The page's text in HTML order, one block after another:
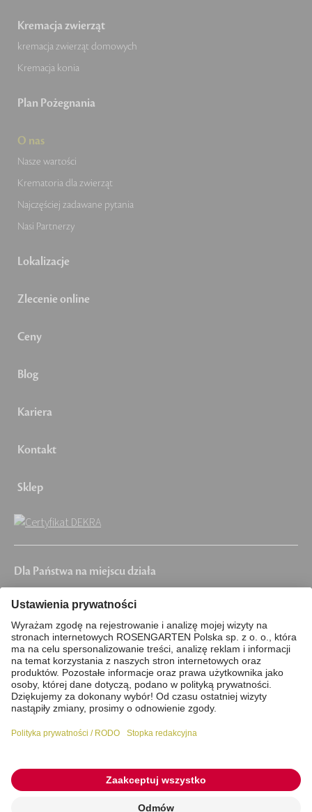
Kremacja zwierząt
kremacja zwierząt domowych
Kremacja konia
Plan Pożegnania
O nas
Nasze wartości
Krematoria dla zwierząt
Najczęściej zadawane pytania
Nasi Partnerzy
Lokalizacje
Zlecenie online
Ceny
Blog
Kariera
Kontakt
Sklep
Dla Państwa na miejscu działa
Piła, Chojnice, Grudziądz, Chełmno,
Wągrowiec, Chodzież, Nakło nad Notecią,
Żnin, Solec Kujawski, Szubin, Łabiszyn, Kcynia,
Mrocza, Koronowo, Pruszcz, Unisław, Solec
kujawski, Barcin, Świecie
Stopka redakcyjna
Polityka prywatności / RODO